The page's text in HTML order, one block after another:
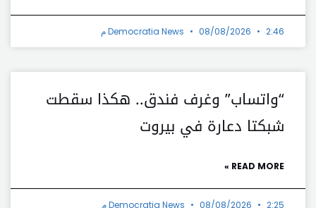
Democratia News 08/08/2026 2:46 م
“واتساب” وغرف فندق.. هكذا سقطت
شبكتا دعارة في بيروت
READ MORE »
Democratia News 08/08/2026 2:25 م